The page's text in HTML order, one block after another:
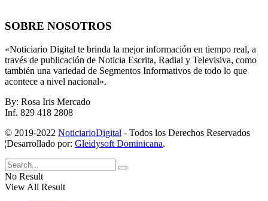
SOBRE NOSOTROS
«Noticiario Digital te brinda la mejor información en tiempo real, a
través de publicación de Noticia Escrita, Radial y Televisiva, como
también una variedad de Segmentos Informativos de todo lo que
acontece a nivel nacional».
By: Rosa Iris Mercado
Inf. 829 418 2808
© 2019-2022 NoticiarioDigital - Todos los Derechos Reservados
¦Desarrollado por: Gleidysoft Dominicana.
No Result
View All Result